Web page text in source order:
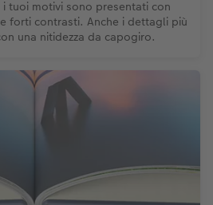
tuoi motivi sono presentati con
forti contrasti. Anche i dettagli più
una nitidezza da capogiro.